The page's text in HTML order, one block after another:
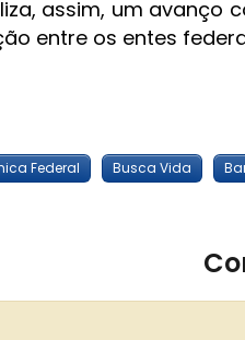
assim, um avanço
entre os entes
Federal Busca Vida